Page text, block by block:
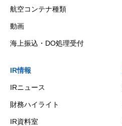
航空コンテナ種類
動画
海上振込・DO処理受付
IR情報
IRニュース
財務ハイライト
IR資料室